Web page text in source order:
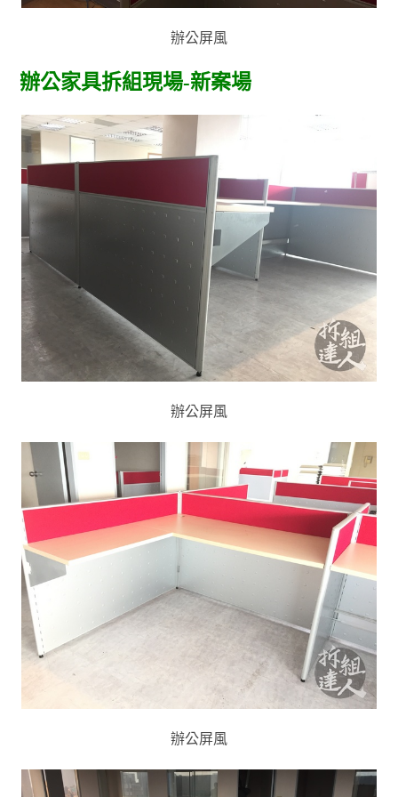
辦公屏風
辦公家具拆組現場-新案場
辦公屏風
辦公屏風